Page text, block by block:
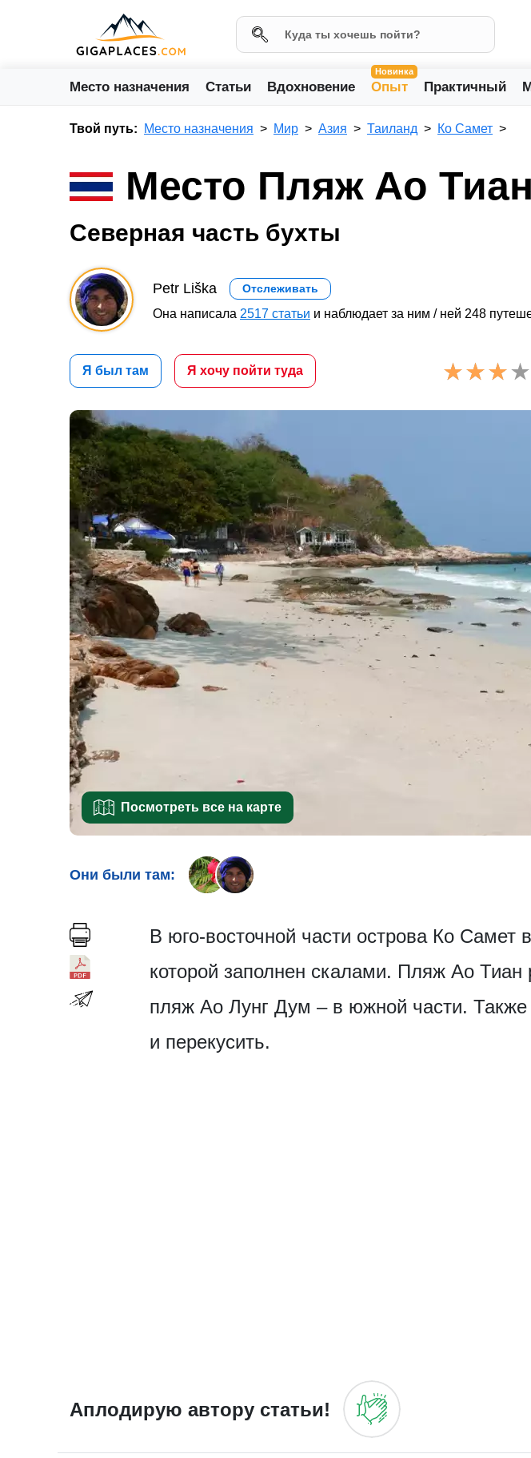
Место назначения Статьи Вдохновение
Новинка
Опыт Практичный
Твой путь: Место назначения Мир Азия Таиланд Ко Самет
Место Пляж Ао Тиан
Северная часть бухты
Petr Liška Отслеживать
Она написала 2517 статьи и наблюдает за ним / ней 248
Я был там Я хочу пойти туда
Посмотреть все на карте
Они были там:
В юго-восточной части острова Ко Самет
которой заполнен скалами. Пляж Ао
пляж Ао Лунг Дум – в южной части. Также
и перекусить.
Аплодирую автору статьи!